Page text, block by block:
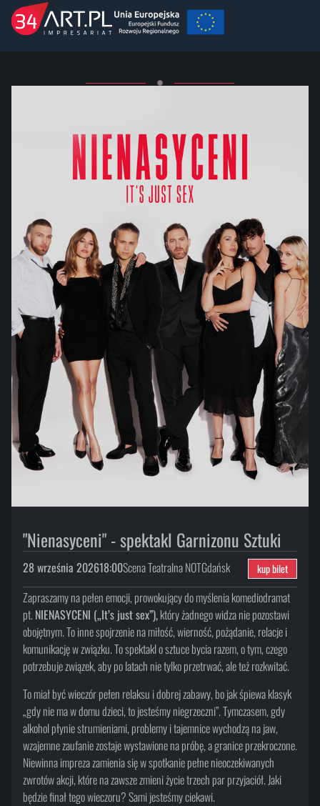
"Nienasyceni" - spektakl Garnizonu Sztuki
28 września 202618:00Scena Teatralna NOTGdańsk kup bilet
Zapraszamy na pełen emocji, prowokujący do myślenia komediodramat
pt.NIENASYCENI („It’s just sex”),który żadnego widza nie pozostawi
obojętnym. To inne spojrzenie na miłość, wierność, pożądanie, relacje i
komunikację w związku. To spektakl o sztuce bycia razem, o tym, czego
potrzebuje związek, aby po latach nie tylko przetrwać, ale też rozkwitać.
To miał być wieczór pełen relaksu i dobrej zabawy, bo jak śpiewa klasyk
„gdy nie ma w domu dzieci, to jesteśmy niegrzeczni”. Tymczasem, gdy
alkohol płynie strumieniami, problemy i tajemnice wychodzą na jaw,
wzajemne zaufanie zostaje wystawione na próbę, a granice przekroczone.
Niewinna impreza zamienia się w spotkanie pełne nieoczekiwanych
zwrotów akcji, które na zawsze zmieni życie trzech par przyjaciół. Jaki
będzie finał tego wieczoru? Sami jesteśmy ciekawi.